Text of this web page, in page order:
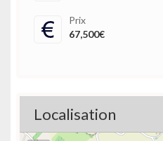
Prix
67,500€
Localisation